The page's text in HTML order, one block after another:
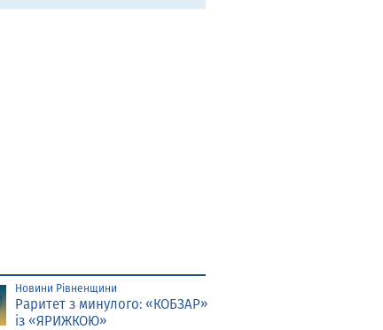
Новини Рівненщини
Раритет з минулого: «КОБЗАР»
із «ЯРИЖКОЮ»